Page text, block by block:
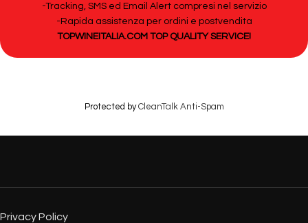
-Tracking, SMS ed Email Alert compresi nel servizio
-Rapida assistenza per ordini e postvendita
TOPWINEITALIA.COM TOP QUALITY SERVICE!
Protected byCleanTalk Anti-Spam
Privacy Policy